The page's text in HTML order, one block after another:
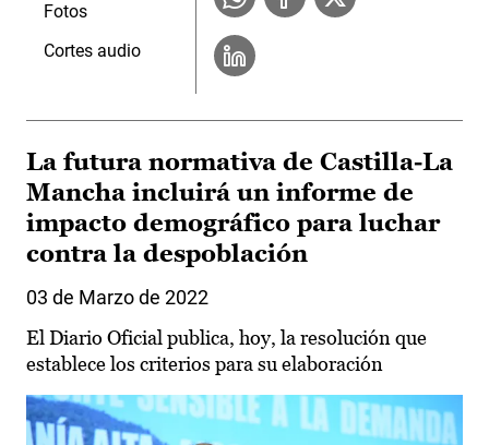
Fotos
Cortes audio
La futura normativa de Castilla-La
Mancha incluirá un informe de
impacto demográfico para luchar
contra la despoblación
03 de Marzo de 2022
El Diario Oficial publica, hoy, la resolución que
establece los criterios para su elaboración